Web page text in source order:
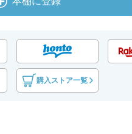
購入ストア一覧